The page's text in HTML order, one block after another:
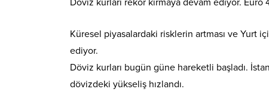
Küresel piyasalardaki risklerin artması ve Yurt
ediyor.
Döviz kurları bugün güne hareketli başladı.
dövizdeki yükseliş hızlandı.